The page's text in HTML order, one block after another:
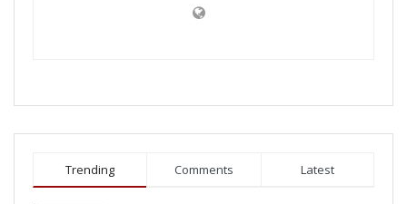
Trending Comments Latest